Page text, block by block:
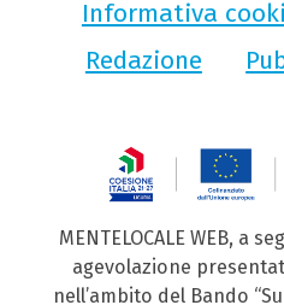
Informativa
Redazione
MENTELOCALE WEB, a
agevolazione
nell’ambito del Bando